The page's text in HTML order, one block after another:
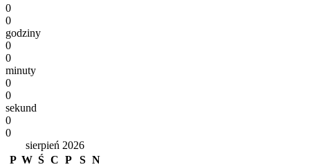
0
0
godziny
0
0
minuty
0
0
sekund
0
0
sierpień 2026
P W Ś C P S N